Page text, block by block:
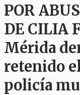
POR
DE CILIA
Mérida
retenido
policía